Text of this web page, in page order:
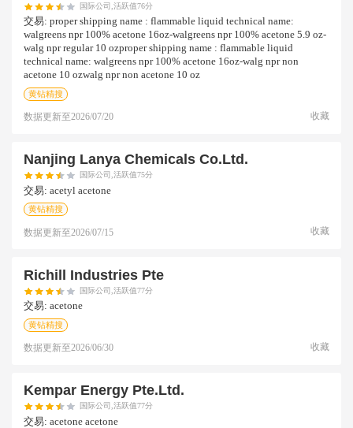
国际公司,活跃值76分
交易: proper shipping name : flammable liquid technical name:
walgreens npr 100% acetone 16oz-walgreens npr 100% acetone 5.9 oz-
walg npr regular 10 ozproper shipping name : flammable liquid
technical name: walgreens npr 100% acetone 16oz-walg npr non
acetone 10 ozwalg npr non acetone 10 oz
黄钻精搜
数据更新至2026/07/20 收藏
Nanjing Lanya Chemicals Co.ltd.
国际公司,活跃值75分
交易: acetyl acetone
黄钻精搜
数据更新至2026/07/15 收藏
Richill Industries Pte
国际公司,活跃值77分
交易: acetone
黄钻精搜
数据更新至2026/06/30 收藏
Kempar Energy Pte.ltd.
国际公司,活跃值77分
交易: acetone acetone